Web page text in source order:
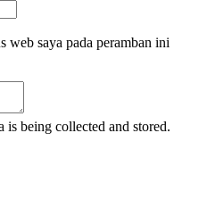
web saya pada peramban ini
is being collected and stored.